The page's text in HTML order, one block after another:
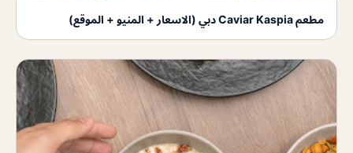
مطعم Caviar Kaspia دبي (الاسعار + المنيو + الموقع)